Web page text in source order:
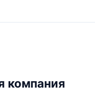
компания